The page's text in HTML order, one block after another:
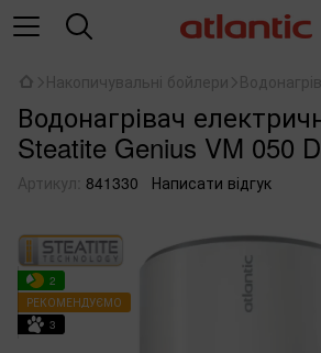
Накопичувальні бойлери
Водонагрівач
Steatite Genius VM 050
Артикул: 841330 Написати відгук
2
РЕКОМЕНДУЄМО
3